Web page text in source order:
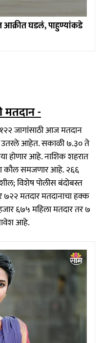
घडलं, पाहुण्यांकडे
मतदान -
१२२ जागांसाठी आज मतदान
आहेत. सकाळी ७.३० ते
होणार आहे. नाशिक शहरात
कौल समजणार आहे. २६६
विशेष पोलीस बंदोबस्त
मतदार मतदानाचा हक्क
६७५ महिला मतदार तर ७
आहे.